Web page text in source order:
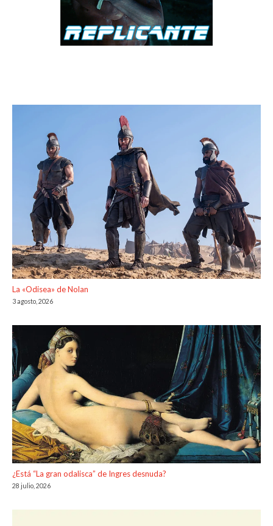
La «Odisea» de Nolan
3 agosto, 2026
¿Está “La gran odalisca” de Ingres desnuda?
28 julio, 2026